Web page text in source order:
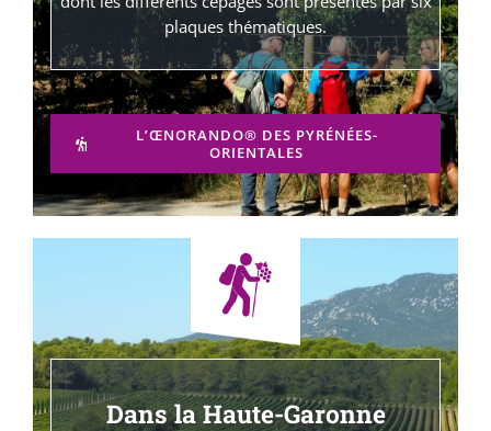
plaques thématiques.
L’ŒNORANDO® DES PYRÉNÉES-
ORIENTALES
Dans la Haute-Garonne